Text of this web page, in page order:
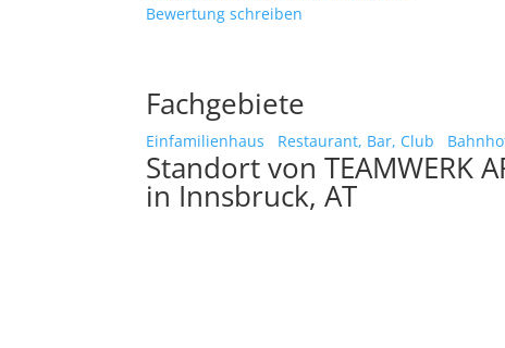
Bewertung schreiben
Fachgebiete
Einfamilienhaus Restaurant, Bar, Club
Standort von TEAMWERK
in Innsbruck, AT